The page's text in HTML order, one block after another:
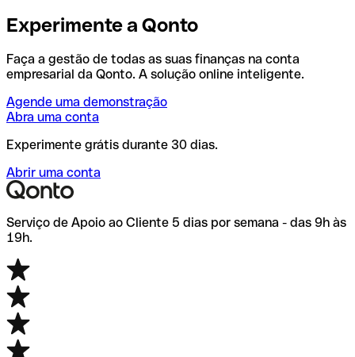
Experimente a Qonto
Faça a gestão de todas as suas finanças na conta
empresarial da Qonto. A solução online inteligente.
Agende uma demonstração
Abra uma conta
Experimente grátis durante 30 dias.
Abrir uma conta
Serviço de Apoio ao Cliente 5 dias por semana - das 9h às
19h.